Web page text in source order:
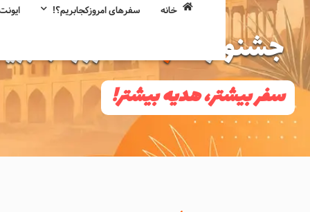
خانه سفرهای امروزکجابریم؟!
جشنوارهمرداد
سفر بیشتر، هدیه بیشتر!